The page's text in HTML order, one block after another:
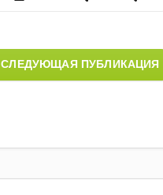
СЛЕДУЮЩАЯ ПУБЛИКАЦИЯ